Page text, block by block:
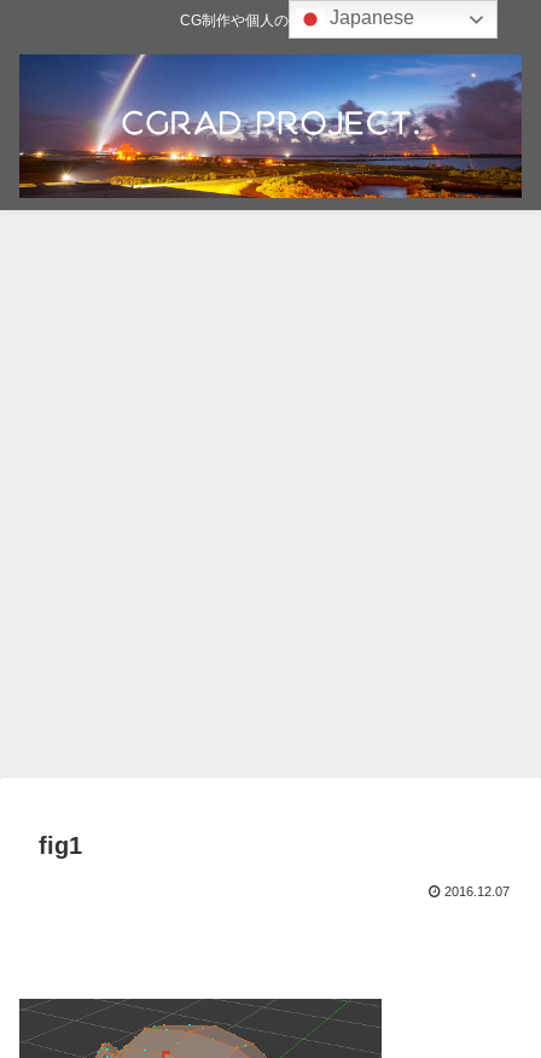
CG制作や個人の雑記ブログ
fig1
2016.12.07
Japanese